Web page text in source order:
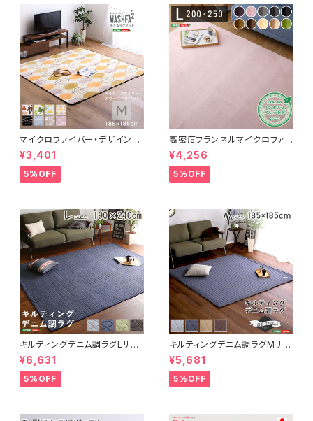
マイクロファイバー・デザインラ
グマットMサイズ（185×185cm）
洗えるラグマット 【WASHFA2】
FRG-D2-M
¥3,401
5%OFF
高密度フランネルマイクロファイ
バー・ラグマットLサイズ（200×2
50cm）洗えるラグマット｜ナル
トレア
¥4,256
5%OFF
キルティングデニム調ラグLサイ
ズ(190x240cm)オールシーズ
ン、滑り止め付き、手洗い対応【D
erid-デリッド-】 DRG-L
¥6,631
5%OFF
キルティングデニム調ラグMサイ
ズ(185x185cm)オールシーズ
ン、滑り止め付き、手洗い対応【D
erid-デリッド-】 DRG-M
¥5,681
5%OFF